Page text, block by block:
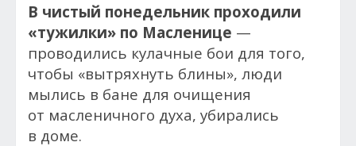
В чистый понедельник проходили
«тужилки» по Масленице —
проводились кулачные бои для того,
чтобы «вытряхнуть блины», люди
мылись в бане для очищения
от масленичного духа, убирались
в доме.